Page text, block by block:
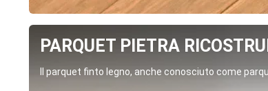
PARQUET PIETRA
Il parquet finto legno, anche conosciuto come